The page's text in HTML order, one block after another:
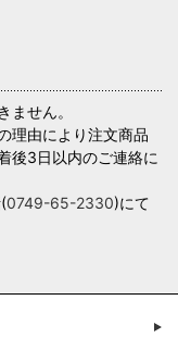
ません。
理由により注文商品
後3日以内のご連絡に
0749-65-2330)にて